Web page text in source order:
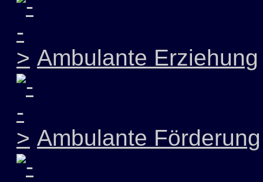
Ambulante Erziehung
Ambulante Förderung